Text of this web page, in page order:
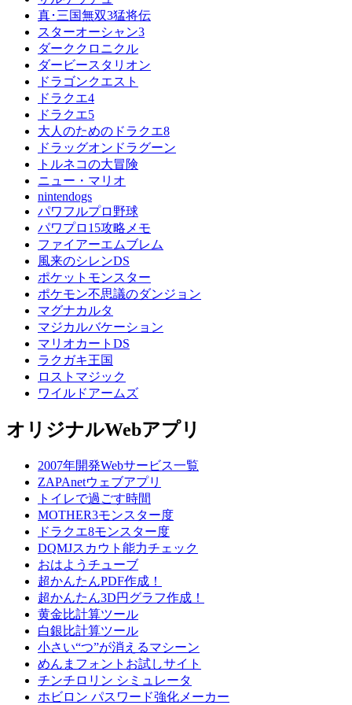
真･三国無双3猛将伝
スターオーシャン3
ダーククロニクル
ダービースタリオン
ドラゴンクエスト
ドラクエ4
ドラクエ5
大人のためのドラクエ8
ドラッグオンドラグーン
トルネコの大冒険
ニュー・マリオ
nintendogs
パワフルプロ野球
パワプロ15攻略メモ
ファイアーエムブレム
風来のシレンDS
ポケットモンスター
ポケモン不思議のダンジョン
マグナカルタ
マジカルバケーション
マリオカートDS
ラクガキ王国
ロストマジック
ワイルドアームズ
オリジナルWebアプリ
2007年開発Webサービス一覧
ZAPAnetウェブアプリ
トイレで過ごす時間
MOTHER3モンスター度
ドラクエ8モンスター度
DQMJスカウト能力チェック
おはようチューブ
超かんたんPDF作成！
超かんたん3D円グラフ作成！
黄金比計算ツール
白銀比計算ツール
小さい“つ”が消えるマシーン
めんまフォントお試しサイト
チンチロリン シミュレータ
ホビロン パスワード強化メーカー